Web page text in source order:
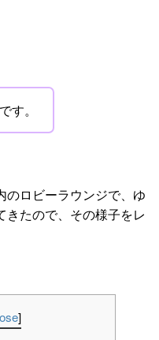
す。
のロビーラウンジで、ゆ
きたので、その様子をレ
]